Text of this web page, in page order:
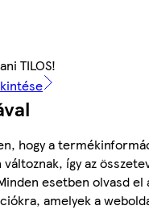
TILOS!
hogy a
így az
esetben olvasd
amelyek a